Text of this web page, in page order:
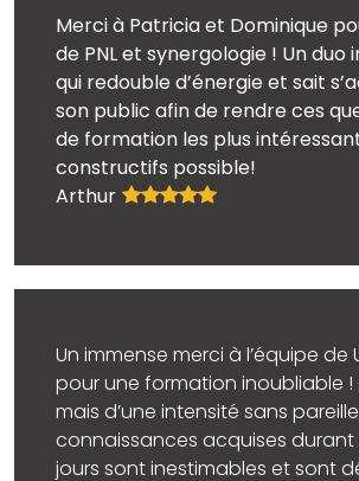
Merci à Patricia et Dominique
de PNL et synergologie ! Un duo
qui redouble d’énergie et sait
son public afin de rendre ces
de formation les plus
constructifs possible!
Arthur
Un immense merci à l’équipe de
pour une formation inoubliable !
mais d’une intensité sans pareille
connaissances acquises durant
jours sont inestimables et sont